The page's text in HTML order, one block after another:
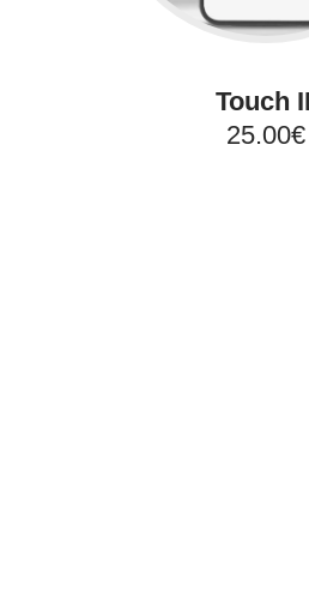
Touch
25.00€